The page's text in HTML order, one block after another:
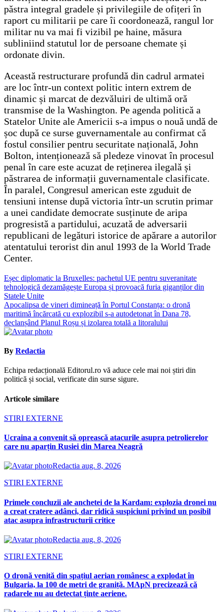
păstra integral gradele și privilegiile de ofițeri în
raport cu militarii pe care îi coordonează, rangul lor
militar nu va mai fi vizibil pe haine, măsura
subliniind statutul lor de persoane chemate și
ordonate divin.
Această restructurare profundă din cadrul armatei
are loc într-un context politic intern extrem de
dinamic și marcat de dezvăluiri de ultimă oră
transmise de la Washington. Pe agenda politică a
Statelor Unite ale Americii s-a impus o nouă undă de
șoc după ce surse guvernamentale au confirmat că
fostul consilier pentru securitate națională, John
Bolton, intenționează să pledeze vinovat în procesul
penal în care este acuzat de reținerea ilegală și
păstrarea de informații guvernamentale clasificate.
În paralel, Congresul american este zguduit de
tensiuni intense după victoria într-un scrutin primar
a unei candidate democrate susținute de aripa
progresistă a partidului, acuzată de adversarii
republicani de legături istorice de apărare a autorilor
atentatului terorist din anul 1993 de la World Trade
Center.
Navigare
în
articole
Eșec diplomatic la Bruxelles: pachetul UE pentru suveranitate
tehnologică dezamăgește Europa și provoacă furia giganților din
Statele Unite
Apocalipsa de vineri dimineață în Portul Constanța: o dronă
maritimă încărcată cu explozibil s-a autodetonat în Dana 78,
declanșând Planul Roșu și izolarea totală a litoralului
By Redactia
Echipa redacțională Editorul.ro vă aduce cele mai noi știri din
politică și social, verificate din surse sigure.
Articole similare
STIRI EXTERNE
Ucraina a convenit să oprească atacurile asupra petrolierelor
care nu aparțin Rusiei din Marea Neagră
Redactia aug. 8, 2026
STIRI EXTERNE
Primele concluzii ale anchetei de la Kardam: explozia dronei nu
a creat cratere adânci, dar ridică suspiciuni privind un posibil
atac asupra infrastructurii critice
Redactia aug. 8, 2026
STIRI EXTERNE
O dronă venită din spațiul aerian românesc a explodat în
Bulgaria, la 100 de metri de graniță. MApN precizează că
radarele nu au detectat ținte aeriene.